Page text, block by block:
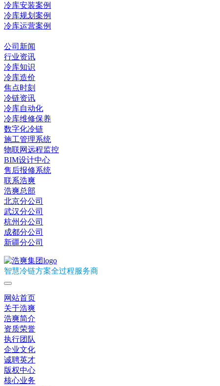
冷库安装案例
冷库规划案例
冷库运营案例
公司新闻
行业资讯
冷库知识
冷库造价
焦点时刻
冷链资讯
冷库自动化
冷库维修保养
数字化冷链
施工管理系统
物联网远程监控
BIM设计中心
售后报修系统
联系浩爽
浩爽总部
北京分公司
武汉分公司
杭州分公司
成都分公司
新疆分公司
智慧冷链方案全过程服务商
网站首页
关于浩爽
浩爽简介
资质荣誉
执行团队
企业文化
诚聘英才
版权中心
核心业务